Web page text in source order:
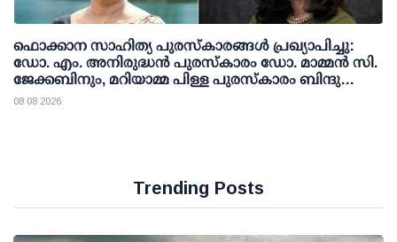
ഫൊക്കാന സാഹിത്യ പുരസ്‌കാരങ്ങള്‍ പ്രഖ്യാപിച്ചു:
ഡോ. എം. അനിരുദ്ധന്‍ പുരസ്‌കാരം ഡോ. മാമ്മന്‍ സി.
ജേക്കബിനും, മറിയാമ്മ പിള്ള പുരസ്‌കാരം ബിന്ദു
കാനയ്ക്കും
08 08 2026
Trending Posts